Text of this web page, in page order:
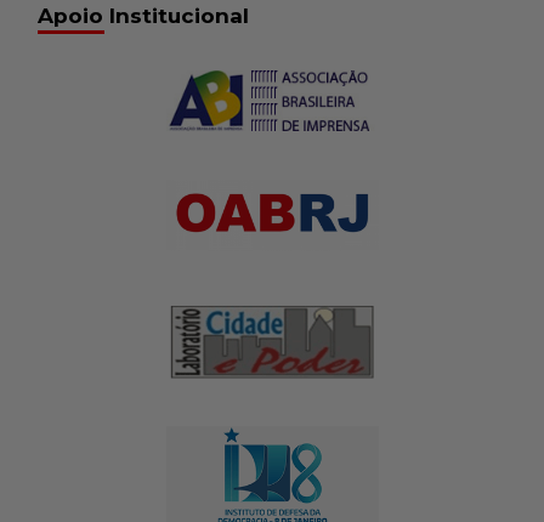
Apoio Institucional